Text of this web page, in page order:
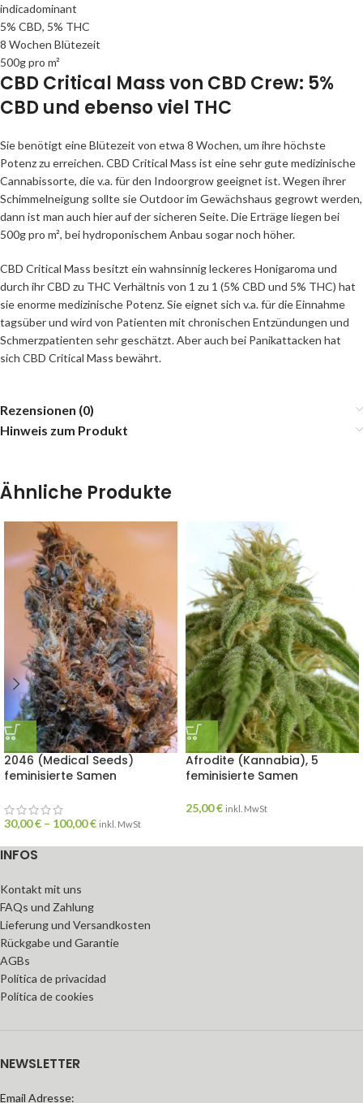
indicadominant
5% CBD, 5% THC
8 Wochen Blütezeit
500g pro m²
CBD Critical Mass von CBD Crew: 5%
CBD und ebenso viel THC
Sie benötigt eine Blütezeit von etwa 8 Wochen, um ihre höchste
Potenz zu erreichen. CBD Critical Mass ist eine sehr gute medizinische
Cannabissorte, die v.a. für den Indoorgrow geeignet ist. Wegen ihrer
Schimmelneigung sollte sie Outdoor im Gewächshaus gegrowt werden,
dann ist man auch hier auf der sicheren Seite. Die Erträge liegen bei
500g pro m², bei hydroponischem Anbau sogar noch höher.
CBD Critical Mass besitzt ein wahnsinnig leckeres Honigaroma und
durch ihr CBD zu THC Verhältnis von 1 zu 1 (5% CBD und 5% THC) hat
sie enorme medizinische Potenz. Sie eignet sich v.a. für die Einnahme
tagsüber und wird von Patienten mit chronischen Entzündungen und
Schmerzpatienten sehr geschätzt. Aber auch bei Panikattacken hat
sich CBD Critical Mass bewährt.
Rezensionen (0)
Hinweis zum Produkt
Ähnliche Produkte
2046 (Medical Seeds)
feminisierte Samen
30,00€ – 100,00€ inkl. MwSt
Afrodite (Kannabia), 5
feminisierte Samen
25,00€ inkl. MwSt
INFOS
Kontakt mit uns
FAQs und Zahlung
Lieferung und Versandkosten
Rückgabe und Garantie
AGBs
Política de privacidad
Política de cookies
NEWSLETTER
Email Adresse: